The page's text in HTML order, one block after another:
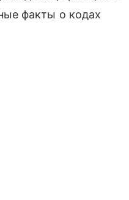
факты о кодах